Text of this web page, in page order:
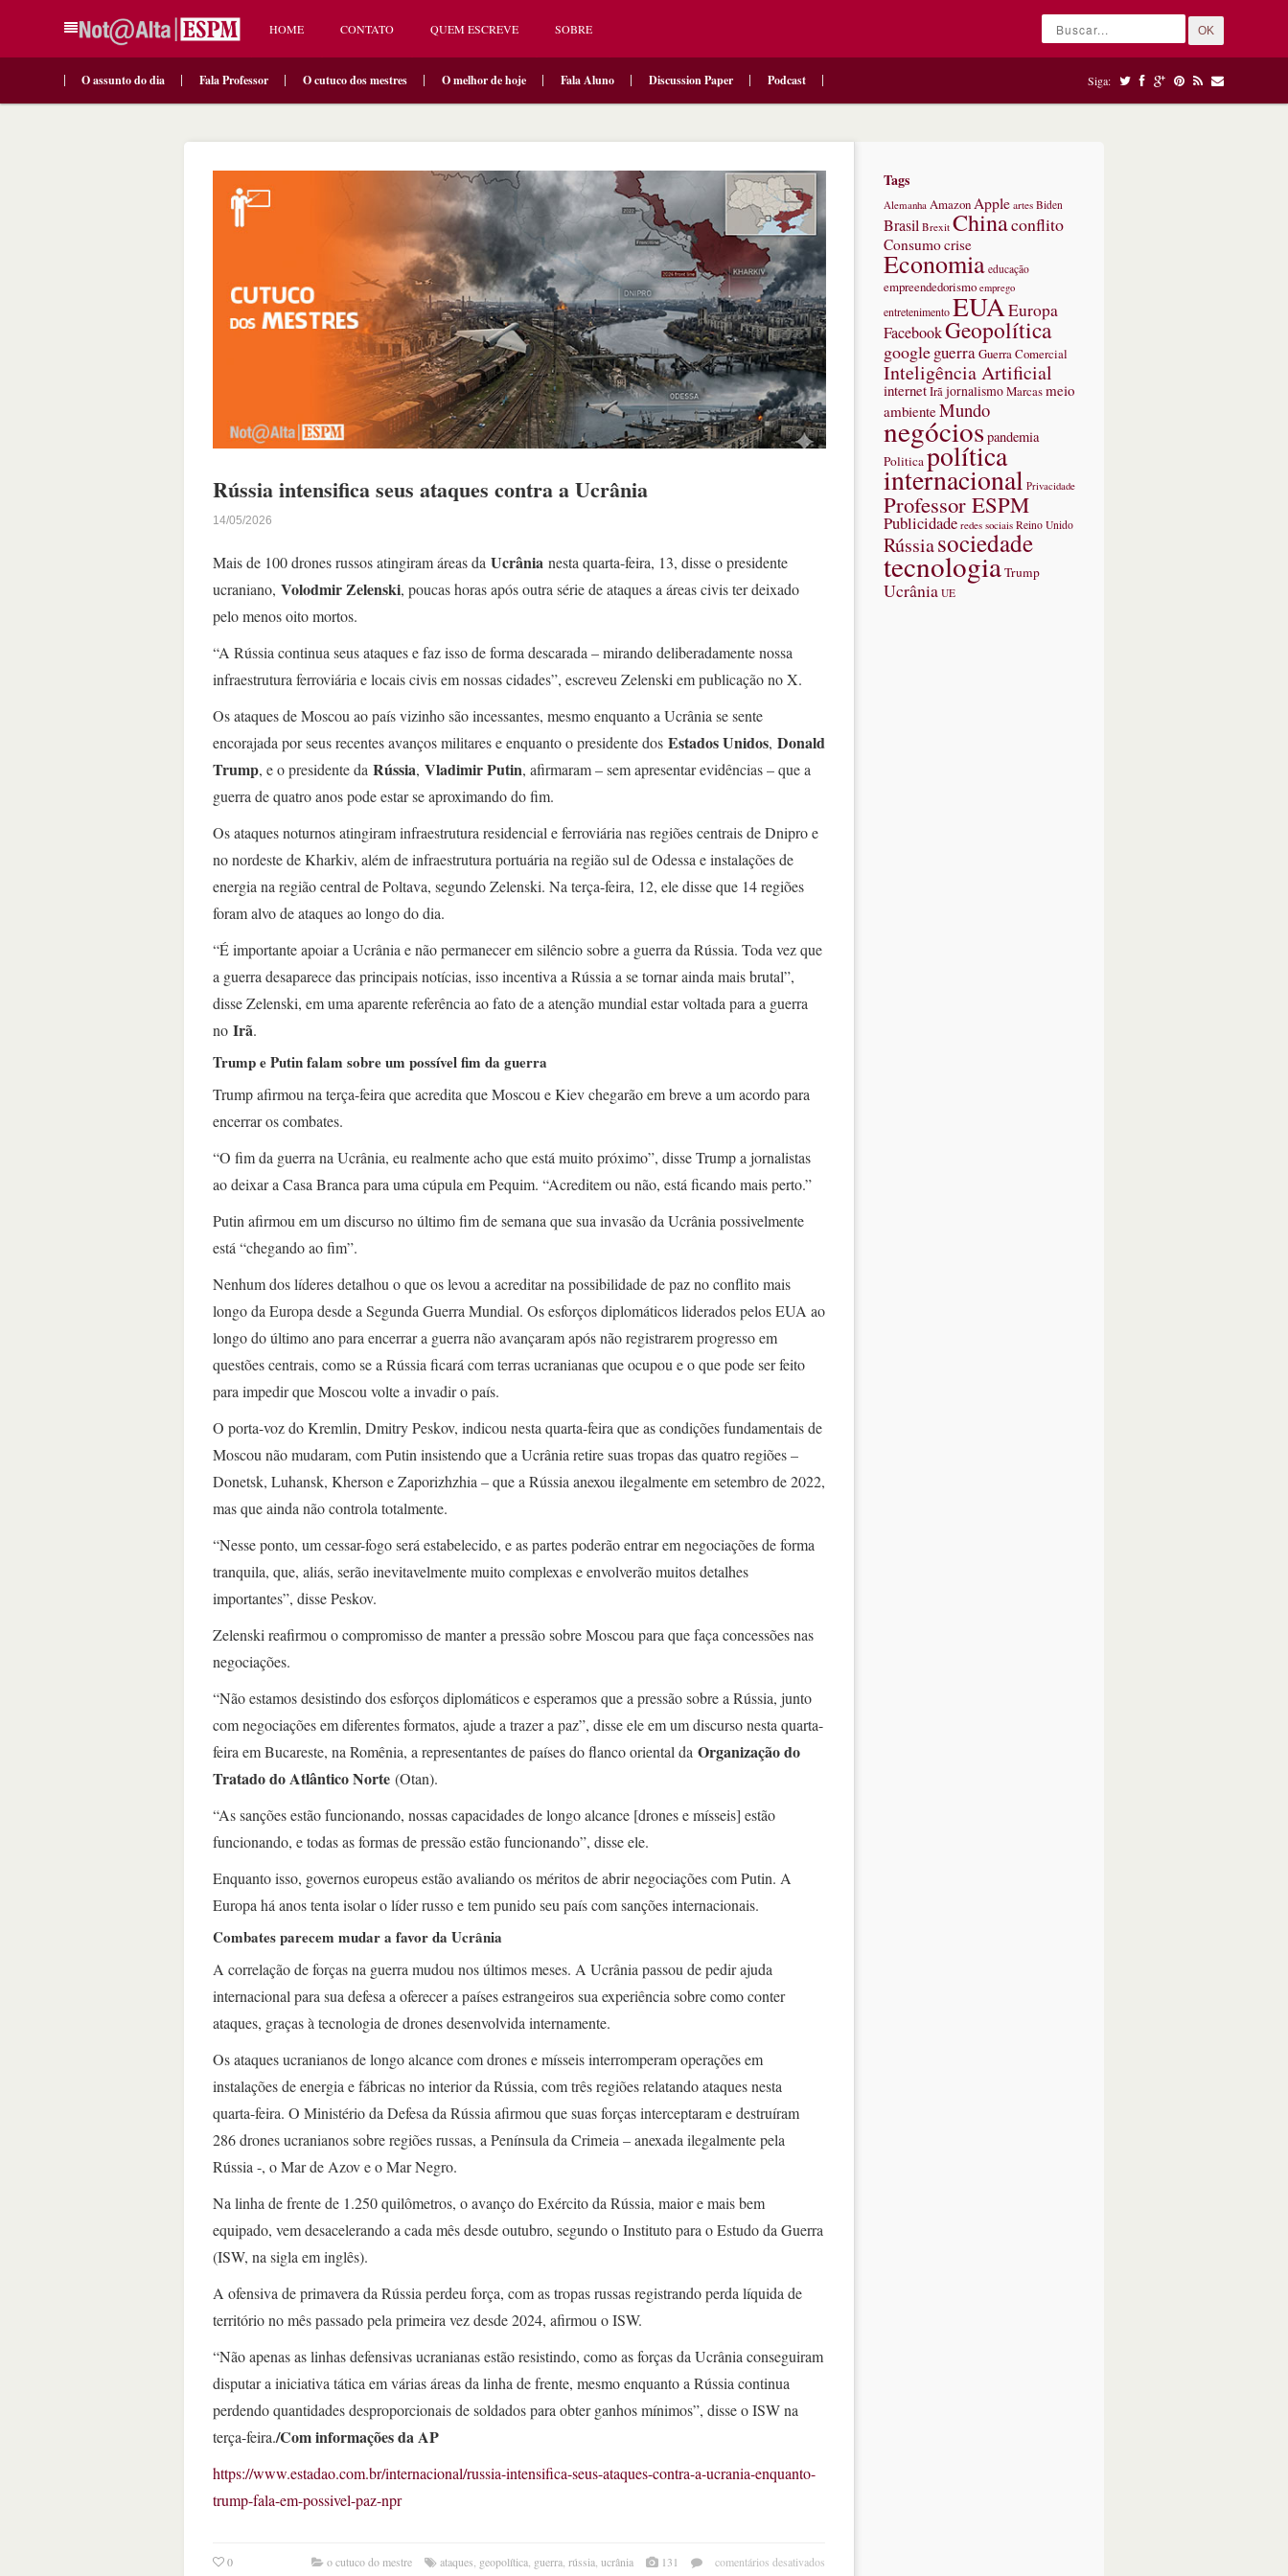
HOME CONTATO QUEM ESCREVE SOBRE OK
O assunto do dia Fala Professor O cutuco dos mestres O melhor de hoje Fala Aluno Discussion Paper Podcast Siga:
Rússia intensifica seus ataques contra a Ucrânia
14/05/2026
Mais de 100 drones russos atingiram áreas da Ucrânia nesta quarta-feira, 13, disse o presidente
ucraniano, Volodmir Zelenski, poucas horas após outra série de ataques a áreas civis ter deixado
pelo menos oito mortos.
“A Rússia continua seus ataques e faz isso de forma descarada – mirando deliberadamente nossa
infraestrutura ferroviária e locais civis em nossas cidades”, escreveu Zelenski em publicação no X.
Os ataques de Moscou ao país vizinho são incessantes, mesmo enquanto a Ucrânia se sente
encorajada por seus recentes avanços militares e enquanto o presidente dos Estados Unidos, Donald
Trump, e o presidente da Rússia, Vladimir Putin, afirmaram – sem apresentar evidências – que a
guerra de quatro anos pode estar se aproximando do fim.
Os ataques noturnos atingiram infraestrutura residencial e ferroviária nas regiões centrais de Dnipro e
no nordeste de Kharkiv, além de infraestrutura portuária na região sul de Odessa e instalações de
energia na região central de Poltava, segundo Zelenski. Na terça-feira, 12, ele disse que 14 regiões
foram alvo de ataques ao longo do dia.
“É importante apoiar a Ucrânia e não permanecer em silêncio sobre a guerra da Rússia. Toda vez que
a guerra desaparece das principais notícias, isso incentiva a Rússia a se tornar ainda mais brutal”,
disse Zelenski, em uma aparente referência ao fato de a atenção mundial estar voltada para a guerra
no Irã.
Trump e Putin falam sobre um possível fim da guerra
Trump afirmou na terça-feira que acredita que Moscou e Kiev chegarão em breve a um acordo para
encerrar os combates.
“O fim da guerra na Ucrânia, eu realmente acho que está muito próximo”, disse Trump a jornalistas
ao deixar a Casa Branca para uma cúpula em Pequim. “Acreditem ou não, está ficando mais perto.”
Putin afirmou em um discurso no último fim de semana que sua invasão da Ucrânia possivelmente
está “chegando ao fim”.
Nenhum dos líderes detalhou o que os levou a acreditar na possibilidade de paz no conflito mais
longo da Europa desde a Segunda Guerra Mundial. Os esforços diplomáticos liderados pelos EUA ao
longo do último ano para encerrar a guerra não avançaram após não registrarem progresso em
questões centrais, como se a Rússia ficará com terras ucranianas que ocupou e o que pode ser feito
para impedir que Moscou volte a invadir o país.
O porta-voz do Kremlin, Dmitry Peskov, indicou nesta quarta-feira que as condições fundamentais de
Moscou não mudaram, com Putin insistendo que a Ucrânia retire suas tropas das quatro regiões –
Donetsk, Luhansk, Kherson e Zaporizhzhia – que a Rússia anexou ilegalmente em setembro de 2022,
mas que ainda não controla totalmente.
“Nesse ponto, um cessar-fogo será estabelecido, e as partes poderão entrar em negociações de forma
tranquila, que, aliás, serão inevitavelmente muito complexas e envolverão muitos detalhes
importantes”, disse Peskov.
Zelenski reafirmou o compromisso de manter a pressão sobre Moscou para que faça concessões nas
negociações.
“Não estamos desistindo dos esforços diplomáticos e esperamos que a pressão sobre a Rússia, junto
com negociações em diferentes formatos, ajude a trazer a paz”, disse ele em um discurso nesta quarta-
feira em Bucareste, na Romênia, a representantes de países do flanco oriental da Organização do
Tratado do Atlântico Norte (Otan).
“As sanções estão funcionando, nossas capacidades de longo alcance [drones e mísseis] estão
funcionando, e todas as formas de pressão estão funcionando”, disse ele.
Enquanto isso, governos europeus estão avaliando os méritos de abrir negociações com Putin. A
Europa há anos tenta isolar o líder russo e tem punido seu país com sanções internacionais.
Combates parecem mudar a favor da Ucrânia
A correlação de forças na guerra mudou nos últimos meses. A Ucrânia passou de pedir ajuda
internacional para sua defesa a oferecer a países estrangeiros sua experiência sobre como conter
ataques, graças à tecnologia de drones desenvolvida internamente.
Os ataques ucranianos de longo alcance com drones e mísseis interromperam operações em
instalações de energia e fábricas no interior da Rússia, com três regiões relatando ataques nesta
quarta-feira. O Ministério da Defesa da Rússia afirmou que suas forças interceptaram e destruíram
286 drones ucranianos sobre regiões russas, a Península da Crimeia – anexada ilegalmente pela
Rússia -, o Mar de Azov e o Mar Negro.
Na linha de frente de 1.250 quilômetros, o avanço do Exército da Rússia, maior e mais bem
equipado, vem desacelerando a cada mês desde outubro, segundo o Instituto para o Estudo da Guerra
(ISW, na sigla em inglês).
A ofensiva de primavera da Rússia perdeu força, com as tropas russas registrando perda líquida de
território no mês passado pela primeira vez desde 2024, afirmou o ISW.
“Não apenas as linhas defensivas ucranianas estão resistindo, como as forças da Ucrânia conseguiram
disputar a iniciativa tática em várias áreas da linha de frente, mesmo enquanto a Rússia continua
perdendo quantidades desproporcionais de soldados para obter ganhos mínimos”, disse o ISW na
terça-feira./Com informações da AP
https://www.estadao.com.br/internacional/russia-intensifica-seus-ataques-contra-a-ucrania-enquanto-
trump-fala-em-possivel-paz-npr
0 o cutuco do mestre ataques, geopolítica, guerra, rússia, ucrânia 131 comentários desativados
Tags
Alemanha Amazon Apple artes Biden
Brasil Brexit Chinaconflito
Consumocrise
Economia educação
empreendedorismo emprego
entretenimentoEUAEuropa
FacebookGeopolítica
googleguerraGuerra Comercial
Inteligência Artificial
internetIrãjornalismoMarcasmeio
ambienteMundo
negóciospandemia
Politicapolítica
internacional Privacidade
Professor ESPM
Publicidade redes sociais Reino Unido
Rússiasociedade
tecnologiaTrump
Ucrânia UE